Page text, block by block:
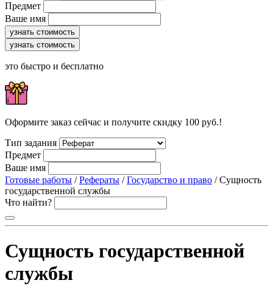
Предмет
Ваше имя
узнать стоимость
узнать стоимость
это быстро и бесплатно
Оформите заказ сейчас и получите скидку 100 руб.!
Тип задания
Предмет
Ваше имя
Готовые работы /Рефераты /Государство и право / Сущность
государственной службы
Что найти?
Сущность государственной
службы